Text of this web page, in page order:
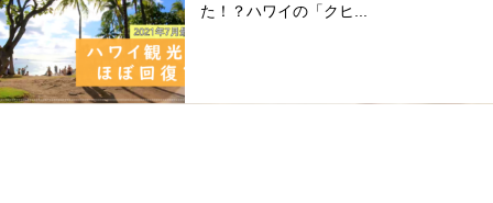
た！？ハワイの「クヒ...